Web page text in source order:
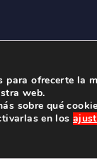
DUNAS ©2026.
GALAN 1,
para ofrecerte la
web.
sobre qué
en los